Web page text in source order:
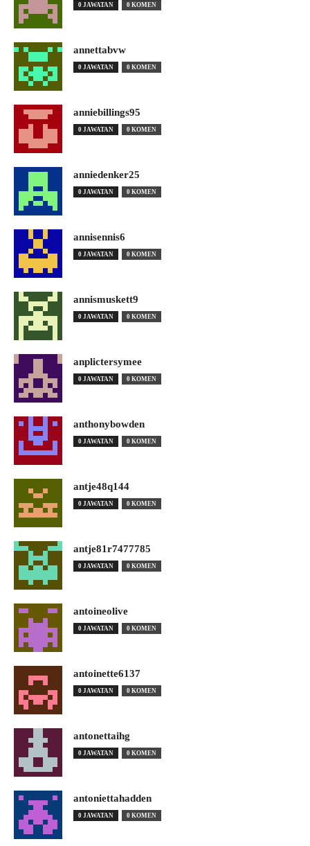
0 JAWATAN 0 KOMEN
annettabvw
0 JAWATAN 0 KOMEN
anniebillings95
0 JAWATAN 0 KOMEN
anniedenker25
0 JAWATAN 0 KOMEN
annisennis6
0 JAWATAN 0 KOMEN
annismuskett9
0 JAWATAN 0 KOMEN
anplictersymee
0 JAWATAN 0 KOMEN
anthonybowden
0 JAWATAN 0 KOMEN
antje48q144
0 JAWATAN 0 KOMEN
antje81r7477785
0 JAWATAN 0 KOMEN
antoineolive
0 JAWATAN 0 KOMEN
antoinette6137
0 JAWATAN 0 KOMEN
antonettaihg
0 JAWATAN 0 KOMEN
antoniettahadden
0 JAWATAN 0 KOMEN